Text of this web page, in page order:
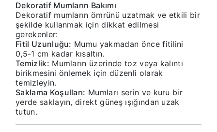
Dekoratif Mumların Bakımı
Dekoratif mumların ömrünü uzatmak ve etkili bir
şekilde kullanmak için dikkat edilmesi
gerekenler:
Fitil Uzunluğu: Mumu yakmadan önce fitilini
0,5-1 cm kadar kısaltın.
Temizlik: Mumların üzerinde toz veya kalıntı
birikmesini önlemek için düzenli olarak
temizleyin.
Saklama Koşulları: Mumları serin ve kuru bir
yerde saklayın, direkt güneş ışığından uzak
tutun.